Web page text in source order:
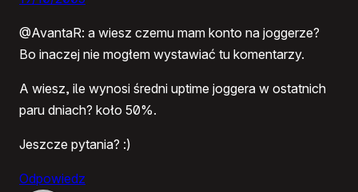
@AvantaR: a wiesz czemu mam konto na joggerze?
Bo inaczej nie mogłem wystawiać tu komentarzy.
A wiesz, ile wynosi średni uptime joggera w ostatnich
paru dniach? koło 50%.
Jeszcze pytania? :)
Odpowiedz